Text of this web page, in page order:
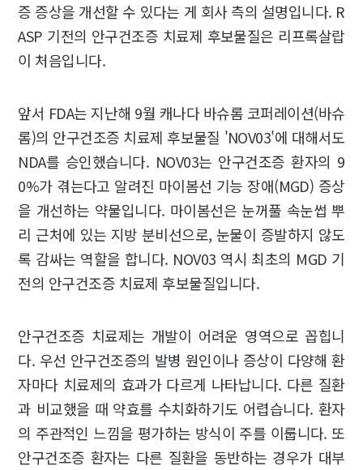
증 증상을 개선할 수 있다는 게 회사 측의 설명입니다. R
ASP 기전의 안구건조증 치료제 후보물질은 리프록살랍
이 처음입니다.
앞서 FDA는 지난해 9월 캐나다 바슈롬 코퍼레이션(바슈
롬)의 안구건조증 치료제 후보물질 'NOV03'에 대해서도
NDA를 승인했습니다. NOV03는 안구건조증 환자의 9
0%가 겪는다고 알려진 마이봄선 기능 장애(MGD) 증상
을 개선하는 약물입니다. 마이봄선은 눈꺼풀 속눈썹 뿌
리 근처에 있는 지방 분비선으로, 눈물이 증발하지 않도
록 감싸는 역할을 합니다. NOV03 역시 최초의 MGD 기
전의 안구건조증 치료제 후보물질입니다.
안구건조증 치료제는 개발이 어려운 영역으로 꼽힙니
다. 우선 안구건조증의 발병 원인이나 증상이 다양해 환
자마다 치료제의 효과가 다르게 나타납니다. 다른 질환
과 비교했을 때 약효를 수치화하기도 어렵습니다. 환자
의 주관적인 느낌을 평가하는 방식이 주를 이룹니다. 또
안구건조증 환자는 다른 질환을 동반하는 경우가 대부